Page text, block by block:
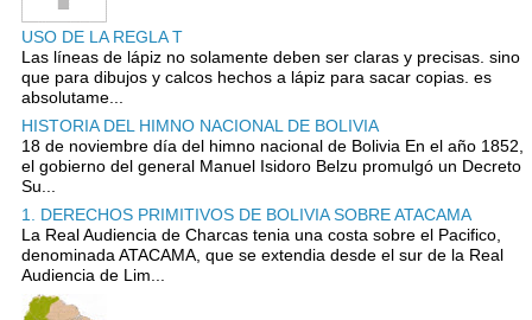
USO DE LA REGLA T
Las líneas de lápiz no solamente deben ser claras y precisas. sino
que para dibujos y calcos hechos a lápiz para sacar copias. es
absolutame...
HISTORIA DEL HIMNO NACIONAL DE BOLIVIA
18 de noviembre día del himno nacional de Bolivia En el año 1852,
el gobierno del general Manuel Isidoro Belzu promulgó un Decreto
Su...
1. DERECHOS PRIMITIVOS DE BOLIVIA SOBRE ATACAMA
La Real Audiencia de Charcas tenia una costa sobre el Pacifico,
denominada ATACAMA, que se extendia desde el sur de la Real
Audiencia de Lim...